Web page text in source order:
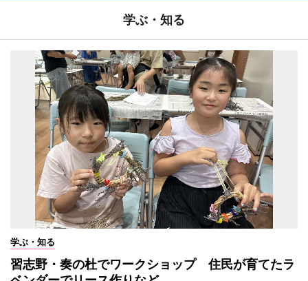
学ぶ・知る
学ぶ・知る
習志野・奏の杜でワークショップ 住民が育てたラ